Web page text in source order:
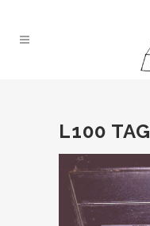
L100 TAG